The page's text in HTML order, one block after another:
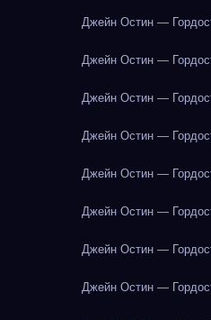
Джейн Остин —
Джейн Остин —
Джейн Остин —
Джейн Остин —
Джейн Остин —
Джейн Остин —
Джейн Остин —
Джейн Остин —